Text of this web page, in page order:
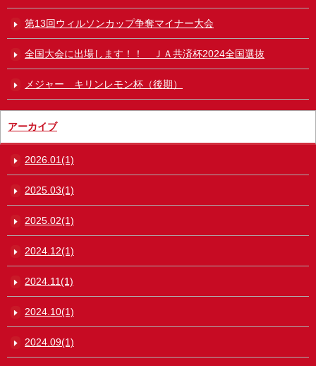
第13回ウィルソンカップ争奪マイナー大会
全国大会に出場します！！ ＪＡ共済杯2024全国選抜
メジャー キリンレモン杯（後期）
アーカイブ
2026.01(1)
2025.03(1)
2025.02(1)
2024.12(1)
2024.11(1)
2024.10(1)
2024.09(1)